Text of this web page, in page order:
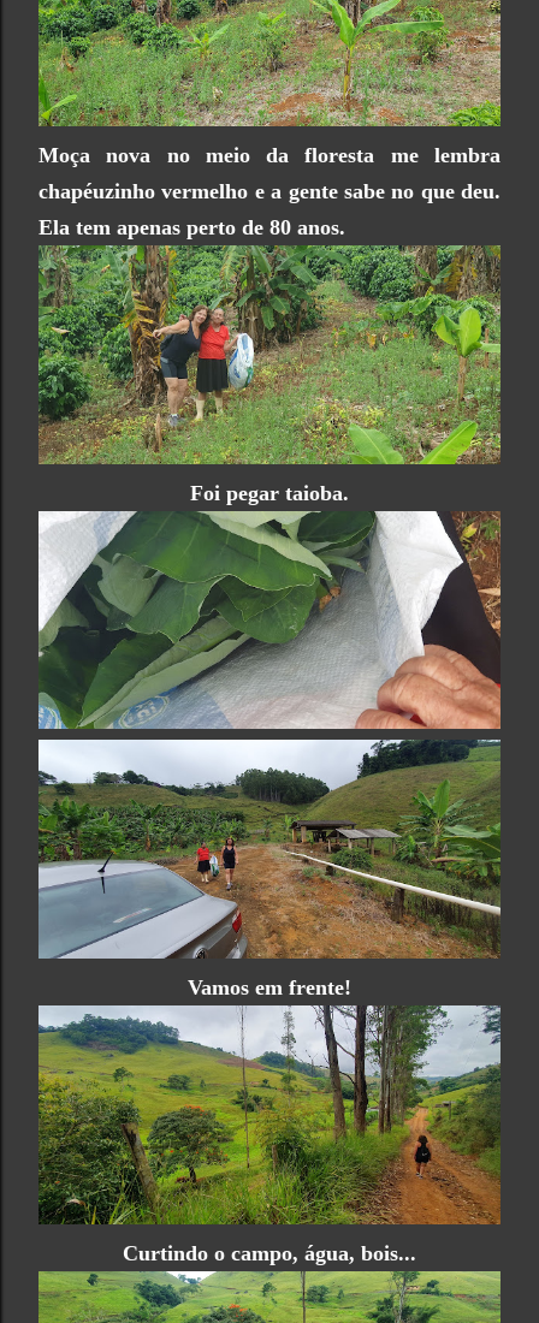
Moça nova no meio da floresta me lembra
chapéuzinho vermelho e a gente sabe no que deu.
Ela tem apenas perto de 80 anos.
Foi pegar taioba.
Vamos em frente!
Curtindo o campo, água, bois...